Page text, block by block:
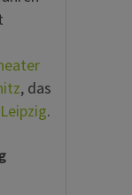
, das
.